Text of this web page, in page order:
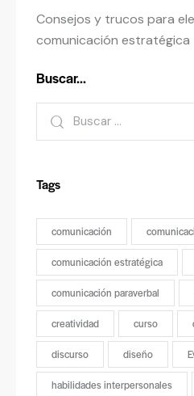
Consejos y trucos para
comunicación estratégica
Buscar…
Tags
comunicación
comunicación estratégica
comunicación paraverbal
creatividad curso
discurso diseño
habilidades interpersonales